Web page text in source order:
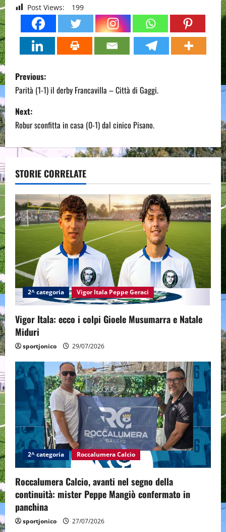
Post Views: 199
P
o
s
t
n
a
v
i
g
a
t
i
o
n
Previous:
Parità (1-1) il derby Francavilla – Città di Gaggi.
Next:
Robur sconfitta in casa (0-1) dal cinico Pisano.
STORIE CORRELATE
2^ categoria Vigor Itala Peppe Geraci
Vigor Itala: ecco i colpi Gioele Musumarra e Natale
Miduri
sportjonico 29/07/2026
2^ categoria Roccalumera Calcio
Roccalumera Calcio, avanti nel segno della
continuità: mister Peppe Mangiò confermato in
panchina
sportjonico 27/07/2026